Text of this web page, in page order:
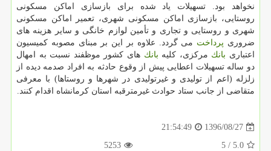
نخواهد بود. تسهیلات یاد شده برای بازسازی اماكن مسكونی
روستایی، بازسازی اماكن مسكونی شهری، تعمیر اماكن مسكونی
شهری و روستایی و تجاری و تأمین لوازم خانگی و سایر هزینه های
ضروری پرداخت می گردد. علاوه بر این بر مبنای مصوبه كمیسیون
اعتباری بانك مركزی، كلیه بانك های كشور موظفند نسبت به امهال
دو ساله تسهیلات اعطایی پیش از وقوع حادثه به افراد صدمه دیده از
زلزله (اعم از تولیدی و غیرتولیدی در شهرها و روستاها) با معرفی
متقاضی از جانب ستاد حوادث غیرمترقبه استان كرمانشاه اقدام كنند.
1396/08/27
21:54:49
5.0
/ 5
5253